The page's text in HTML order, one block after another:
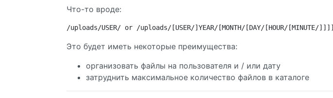
Что-то вроде:
/uploads/USER/ or /uploads/[USER/]YEAR/[MONTH/[DAY/[HOUR/[MINUTE/]]]]
Это будет иметь некоторые преимущества:
организовать файлы на пользователя и / или дату
затруднить максимальное количество файлов в каталоге